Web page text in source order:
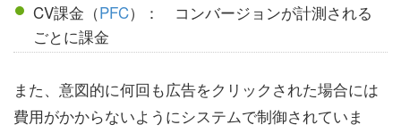
CV課金（PFC）： コンバージョンが計測される
ごとに課金
また、意図的に何回も広告をクリックされた場合には
費用がかからないようにシステムで制御されていま